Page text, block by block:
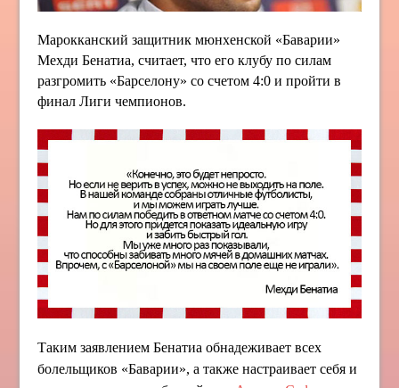
Марокканский защитник мюнхенской «Баварии»
Мехди Бенатиа, считает, что его клубу по силам
разгромить «Барселону» со счетом 4:0 и пройти в
финал Лиги чемпионов.
Таким заявлением Бенатиа обнадеживает всех
болельщиков «Баварии», а также настраивает себя и